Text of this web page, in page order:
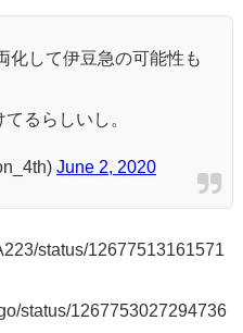
化して伊豆急の可能性も
るらしいし。
June 2, 2020
status/12677513161571
status/1267753027294736